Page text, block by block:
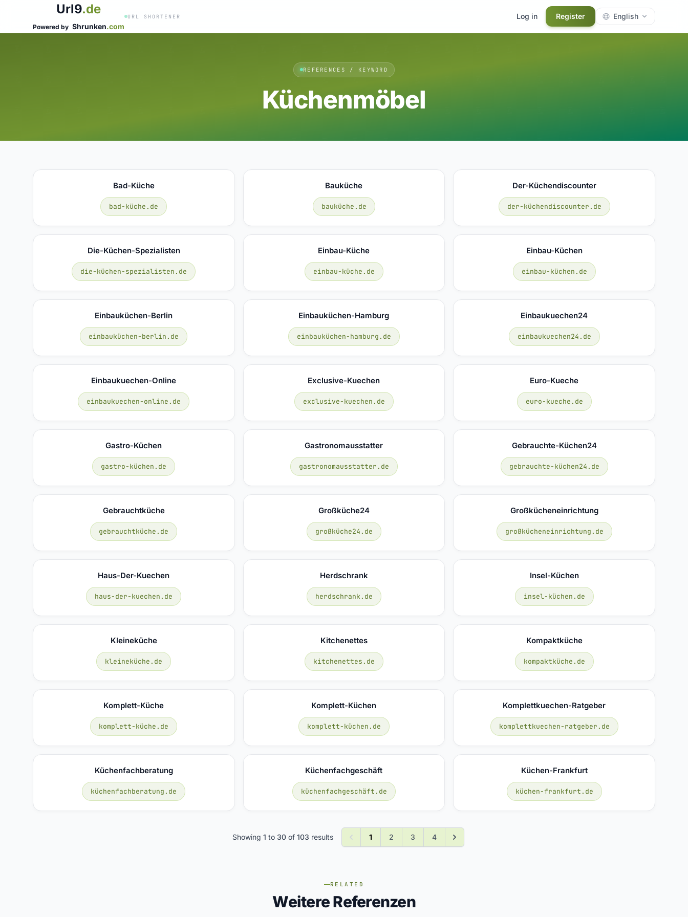
Url9.de
Powered by Shrunken.com
URL SHORTENER Log in Register English
REFERENCES / KEYWORD
Küchenmöbel
Bad-Küche
bad-küche.de
Bauküche
bauküche.de
Der-Küchendiscounter
der-küchendiscounter.de
Die-Küchen-Spezialisten
die-küchen-spezialisten.de
Einbau-Küche
einbau-küche.de
Einbau-Küchen
einbau-küchen.de
Einbauküchen-Berlin
einbauküchen-berlin.de
Einbauküchen-Hamburg
einbauküchen-hamburg.de
Einbaukuechen24
einbaukuechen24.de
Einbaukuechen-Online
einbaukuechen-online.de
Exclusive-Kuechen
exclusive-kuechen.de
Euro-Kueche
euro-kueche.de
Gastro-Küchen
gastro-küchen.de
Gastronomausstatter
gastronomausstatter.de
Gebrauchte-Küchen24
gebrauchte-küchen24.de
Gebrauchtküche
gebrauchtküche.de
Großküche24
großküche24.de
Großkücheneinrichtung
großkücheneinrichtung.de
Haus-Der-Kuechen
haus-der-kuechen.de
Herdschrank
herdschrank.de
Insel-Küchen
insel-küchen.de
Kleineküche
kleineküche.de
Kitchenettes
kitchenettes.de
Kompaktküche
kompaktküche.de
Komplett-Küche
komplett-küche.de
Komplett-Küchen
komplett-küchen.de
Komplettkuechen-Ratgeber
komplettkuechen-ratgeber.de
Küchenfachberatung
küchenfachberatung.de
Küchenfachgeschäft
küchenfachgeschäft.de
Küchen-Frankfurt
küchen-frankfurt.de
Showing 1 to 30of 103 results 1 2 3 4
RELATED
Weitere Referenzen